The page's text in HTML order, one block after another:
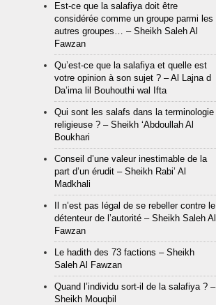
Est-ce que la salafiya doit être
considérée comme un groupe parmi les
autres groupes… – Sheikh Saleh Al
Fawzan
Qu’est-ce que la salafiya et quelle est
votre opinion à son sujet ? – Al Lajna d
Da’ima lil Bouhouthi wal Ifta
Qui sont les salafs dans la terminologie
religieuse ? – Sheikh ‘Abdoullah Al
Boukhari
Conseil d’une valeur inestimable de la
part d’un érudit – Sheikh Rabi’ Al
Madkhali
Il n’est pas légal de se rebeller contre le
détenteur de l’autorité – Sheikh Saleh Al
Fawzan
Le hadith des 73 factions – Sheikh
Saleh Al Fawzan
Quand l’individu sort-il de la salafiya ? –
Sheikh Mouqbil